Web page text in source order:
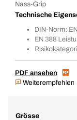
Nass-Grip
Technische
DIN-Norm:
EN 388
PDF ansehen
Weiterempfehlen
Grösse